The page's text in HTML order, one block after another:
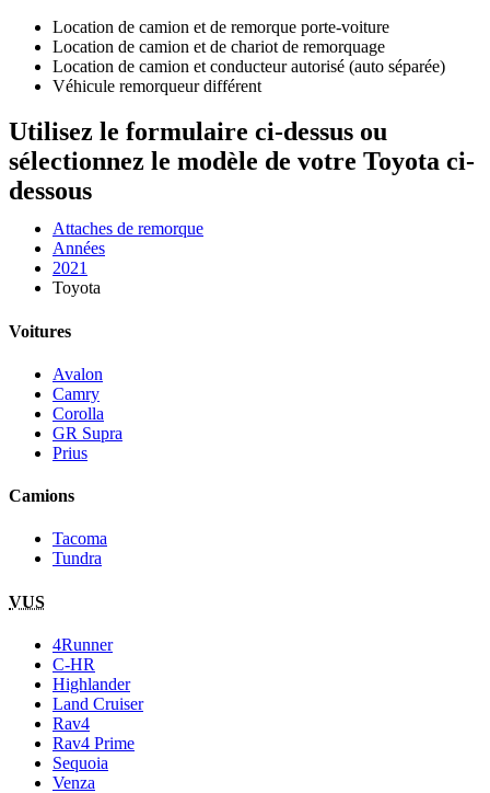
Location de camion et de remorque porte-voiture
Location de camion et de chariot de remorquage
Location de camion et conducteur autorisé (auto séparée)
Véhicule remorqueur différent
Utilisez le formulaire ci-dessus ou
sélectionnez le modèle de votre Toyota ci-
dessous
Attaches de remorque
Années
2021
Toyota
Voitures
Avalon
Camry
Corolla
GR Supra
Prius
Camions
Tacoma
Tundra
VUS
4Runner
C-HR
Highlander
Land Cruiser
Rav4
Rav4 Prime
Sequoia
Venza